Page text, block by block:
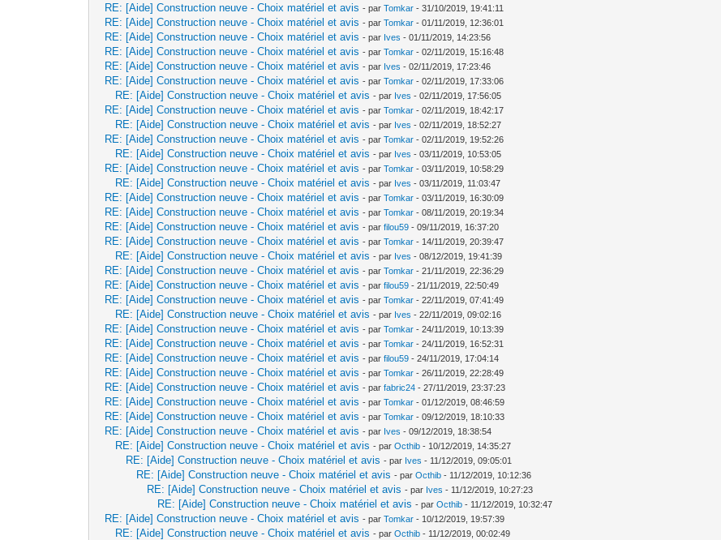
RE: [Aide] Construction neuve - Choix matériel et avis - parTomkar - 31/10/2019, 19:41:11
RE: [Aide] Construction neuve - Choix matériel et avis - parTomkar - 01/11/2019, 12:36:01
RE: [Aide] Construction neuve - Choix matériel et avis - par Ives - 01/11/2019, 14:23:56
RE: [Aide] Construction neuve - Choix matériel et avis - parTomkar - 02/11/2019, 15:16:48
RE: [Aide] Construction neuve - Choix matériel et avis - par Ives - 02/11/2019, 17:23:46
RE: [Aide] Construction neuve - Choix matériel et avis - parTomkar - 02/11/2019, 17:33:06
RE: [Aide] Construction neuve - Choix matériel et avis - par Ives - 02/11/2019, 17:56:05
RE: [Aide] Construction neuve - Choix matériel et avis - parTomkar - 02/11/2019, 18:42:17
RE: [Aide] Construction neuve - Choix matériel et avis - par Ives - 02/11/2019, 18:52:27
RE: [Aide] Construction neuve - Choix matériel et avis - parTomkar - 02/11/2019, 19:52:26
RE: [Aide] Construction neuve - Choix matériel et avis - par Ives - 03/11/2019, 10:53:05
RE: [Aide] Construction neuve - Choix matériel et avis - parTomkar - 03/11/2019, 10:58:29
RE: [Aide] Construction neuve - Choix matériel et avis - par Ives - 03/11/2019, 11:03:47
RE: [Aide] Construction neuve - Choix matériel et avis - parTomkar - 03/11/2019, 16:30:09
RE: [Aide] Construction neuve - Choix matériel et avis - parTomkar - 08/11/2019, 20:19:34
RE: [Aide] Construction neuve - Choix matériel et avis - parfilou59 - 09/11/2019, 16:37:20
RE: [Aide] Construction neuve - Choix matériel et avis - parTomkar - 14/11/2019, 20:39:47
RE: [Aide] Construction neuve - Choix matériel et avis - par Ives - 08/12/2019, 19:41:39
RE: [Aide] Construction neuve - Choix matériel et avis - parTomkar - 21/11/2019, 22:36:29
RE: [Aide] Construction neuve - Choix matériel et avis - parfilou59 - 21/11/2019, 22:50:49
RE: [Aide] Construction neuve - Choix matériel et avis - parTomkar - 22/11/2019, 07:41:49
RE: [Aide] Construction neuve - Choix matériel et avis - par Ives - 22/11/2019, 09:02:16
RE: [Aide] Construction neuve - Choix matériel et avis - parTomkar - 24/11/2019, 10:13:39
RE: [Aide] Construction neuve - Choix matériel et avis - parTomkar - 24/11/2019, 16:52:31
RE: [Aide] Construction neuve - Choix matériel et avis - parfilou59 - 24/11/2019, 17:04:14
RE: [Aide] Construction neuve - Choix matériel et avis - parTomkar - 26/11/2019, 22:28:49
RE: [Aide] Construction neuve - Choix matériel et avis - parfabric24 - 27/11/2019, 23:37:23
RE: [Aide] Construction neuve - Choix matériel et avis - parTomkar - 01/12/2019, 08:46:59
RE: [Aide] Construction neuve - Choix matériel et avis - parTomkar - 09/12/2019, 18:10:33
RE: [Aide] Construction neuve - Choix matériel et avis - par Ives - 09/12/2019, 18:38:54
RE: [Aide] Construction neuve - Choix matériel et avis - parOcthib - 10/12/2019, 14:35:27
RE: [Aide] Construction neuve - Choix matériel et avis - par Ives - 11/12/2019, 09:05:01
RE: [Aide] Construction neuve - Choix matériel et avis - parOcthib - 11/12/2019, 10:12:36
RE: [Aide] Construction neuve - Choix matériel et avis - par Ives - 11/12/2019, 10:27:23
RE: [Aide] Construction neuve - Choix matériel et avis - parOcthib - 11/12/2019, 10:32:47
RE: [Aide] Construction neuve - Choix matériel et avis - parTomkar - 10/12/2019, 19:57:39
RE: [Aide] Construction neuve - Choix matériel et avis - parOcthib - 11/12/2019, 00:02:49